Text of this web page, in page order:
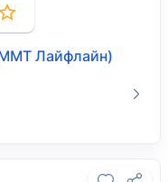
Лайфлайн)